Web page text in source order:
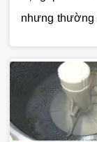
nhưng thường
thiết bị, làm
hưởng đến
cứng của
và cách xử lý